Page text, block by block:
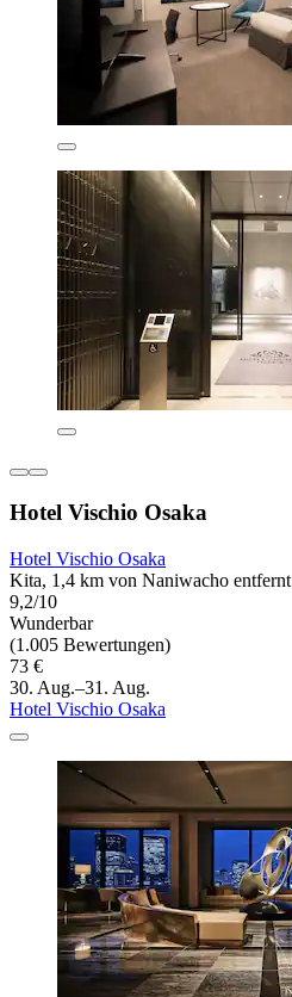
Hotel Vischio Osaka
Hotel Vischio Osaka
Kita, 1,4 km von Naniwacho entfernt
9,2/10
Wunderbar
(1.005 Bewertungen)
73 €
30. Aug.–31. Aug.
Hotel Vischio Osaka